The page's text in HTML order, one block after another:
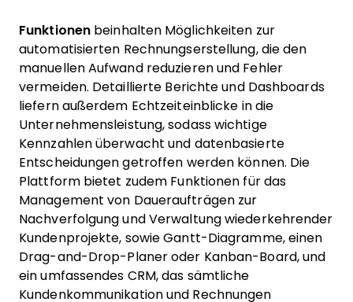
Funktionen beinhalten Möglichkeiten zur
automatisierten Rechnungserstellung, die den
manuellen Aufwand reduzieren und Fehler
vermeiden. Detaillierte Berichte und Dashboards
liefern außerdem Echtzeiteinblicke in die
Unternehmensleistung, sodass wichtige
Kennzahlen überwacht und datenbasierte
Entscheidungen getroffen werden können. Die
Plattform bietet zudem Funktionen für das
Management von Daueraufträgen zur
Nachverfolgung und Verwaltung wiederkehrender
Kundenprojekte, sowie Gantt-Diagramme, einen
Drag-and-Drop-Planer oder Kanban-Board, und
ein umfassendes CRM, das sämtliche
Kundenkommunikation und Rechnungen